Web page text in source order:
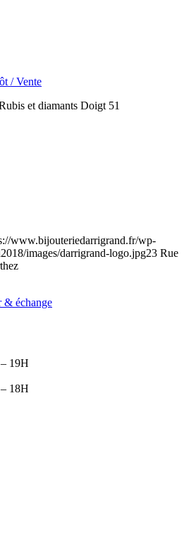
/ Vente
et diamants Doigt 51
www.bijouteriedarrigrand.fr/wp-
images/darrigrand-logo.jpg23 Rue
& échange
19H
18H